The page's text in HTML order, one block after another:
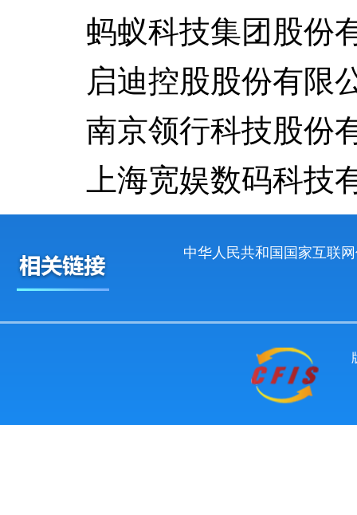
蚂蚁科技集团股份
启迪控股股份有限
南京领行科技股份
上海宽娱数码科技
中华人民共和国国家互联